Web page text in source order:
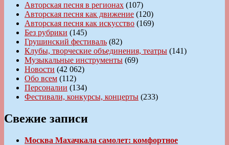
Авторская песня в регионах (107)
Авторская песня как движение (120)
Авторская песня как искусство (169)
Без рубрики (145)
Грушинский фестиваль (82)
Клубы, творческие объединения, театры (141)
Музыкальные инструменты (69)
Новости (42 062)
Обо всем (112)
Персоналии (134)
Фестивали, конкурсы, концерты (233)
Свежие записи
Москва Махачкала самолет: комфортное